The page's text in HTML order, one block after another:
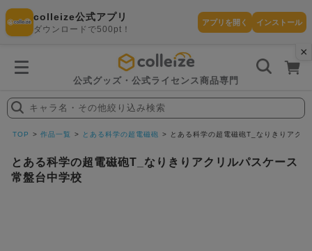
×
colleize公式アプリ
ダウンロードで500pt！
アプリを開く インストール
公式グッズ・公式ライセンス商品専門
探
す
キャラ名・その他絞り込み検索
TOP 作品一覧 とある科学の超電磁砲 とある科学の超電磁砲T_なりきりアク
とある科学の超電磁砲T_なりきりアクリルパスケース
常盤台中学校